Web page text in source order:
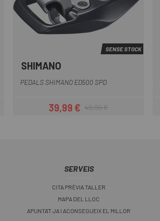
SENSE STOCK
SHIMANO
PEDALS SHIMANO ED500 SPD
Preu
39,99 €Preu regular
49,99 €
SERVEIS
CITA PRÈVIA TALLER
MAPA DEL LLOC
APUNTA'T JA I ACONSEGUEIX EL MILLOR